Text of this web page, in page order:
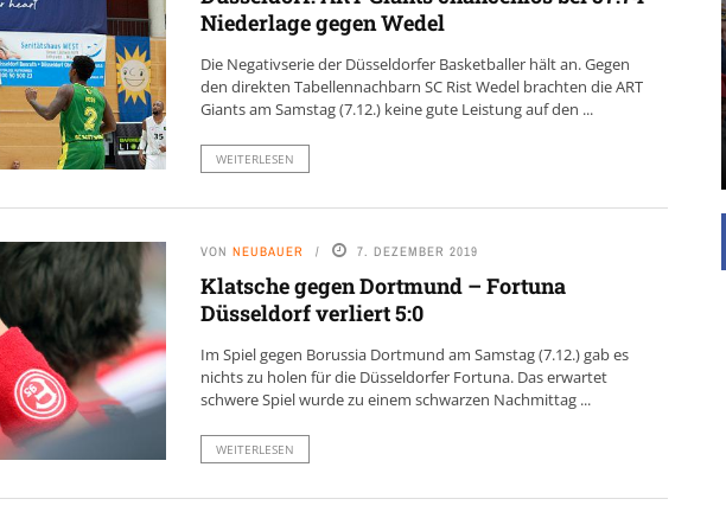
Niederlage gegen Wedel
Die Negativserie der Düsseldorfer Basketballer hält an. Gegen
den direkten Tabellennachbarn SC Rist Wedel brachten die ART
Giants am Samstag (7.12.) keine gute Leistung auf den ...
WEITERLESEN
VON NEUBAUER 7. DEZEMBER 2019
Klatsche gegen Dortmund – Fortuna
Düsseldorf verliert 5:0
Im Spiel gegen Borussia Dortmund am Samstag (7.12.) gab es
nichts zu holen für die Düsseldorfer Fortuna. Das erwartet
schwere Spiel wurde zu einem schwarzen Nachmittag ...
WEITERLESEN
UNTERSTÜTZEN
Die Inspiration des industriellen Chics sind die
Werkshallen des Industriezeitalters. Die Basis für
diesen Stil sind große Räume, schlicht gehalten